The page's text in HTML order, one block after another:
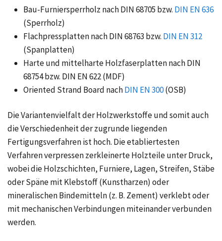
Bau-Furniersperrholz nach DIN 68705 bzw. DIN EN 636
(Sperrholz)
Flachpressplatten nach DIN 68763 bzw. DIN EN 312
(Spanplatten)
Harte und mittelharte Holzfaserplatten nach DIN
68754 bzw. DIN EN 622 (MDF)
Oriented Strand Board nachDIN EN 300(OSB)
Die Variantenvielfalt der Holzwerkstoffe und somit auch
die Verschiedenheit der zugrunde liegenden
Fertigungsverfahren ist hoch. Die etabliertesten
Verfahren verpressen zerkleinerte Holzteile unter Druck,
wobei die Holzschichten, Furniere, Lagen, Streifen, Stäbe
oder Späne mit Klebstoff (Kunstharzen) oder
mineralischen Bindemitteln (z. B. Zement) verklebt oder
mit mechanischen Verbindungen miteinander verbunden
werden.